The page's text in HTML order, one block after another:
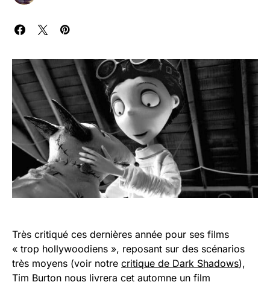
Très critiqué ces dernières année pour ses films
« trop hollywoodiens », reposant sur des scénarios
très moyens (voir notre critique de Dark Shadows),
Tim Burton nous livrera cet automne un film